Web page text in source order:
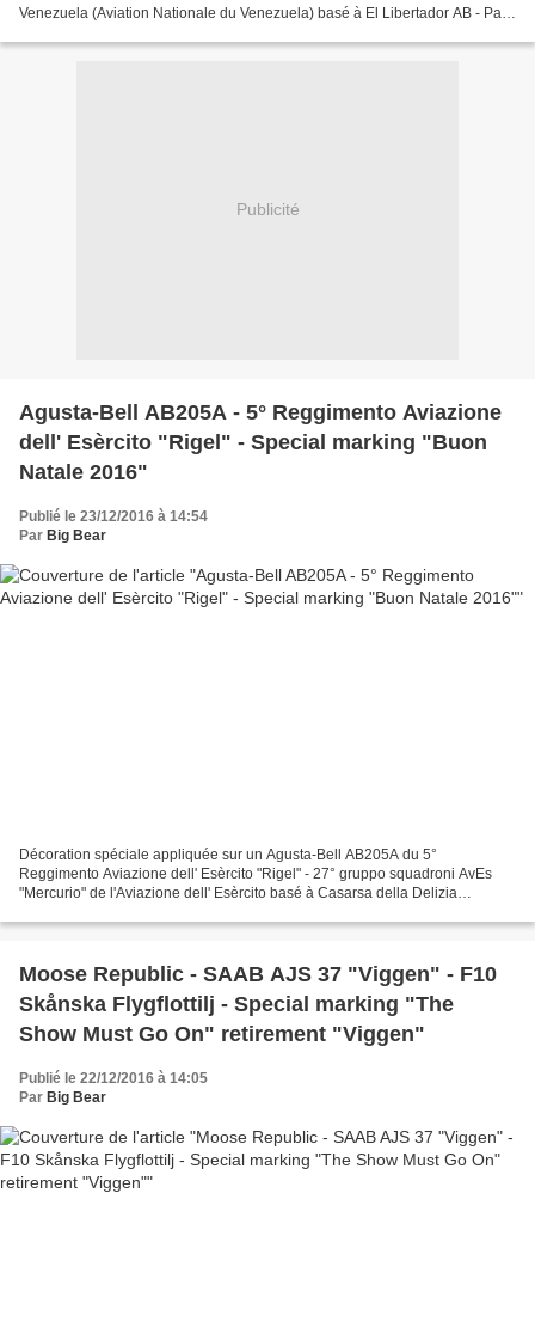
Venezuela (Aviation Nationale du Venezuela) basé à El Libertador AB - Palo
Publicité
Agusta-Bell AB205A - 5° Reggimento Aviazione
dell' Esèrcito "Rigel" - Special marking "Buon
Natale 2016"
Publié le 23/12/2016 à 14:54
Par Big Bear
Décoration spéciale appliquée sur un Agusta-Bell AB205A du 5°
Reggimento Aviazione dell' Esèrcito "Rigel" - 27° gruppo squadroni AvEs
"Mercurio" de l'Aviazione dell' Esèrcito basé à Casarsa della Delizia
Moose Republic - SAAB AJS 37 "Viggen" - F10
Skånska Flygflottilj - Special marking "The
Show Must Go On" retirement "Viggen"
Publié le 22/12/2016 à 14:05
Par Big Bear